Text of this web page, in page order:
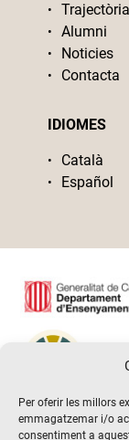
Per oferir les millors
emmagatzemar i/o
consentiment a
Trajectòria
Alumni
Noticies
Contacta
IDIOMES
Català
Español